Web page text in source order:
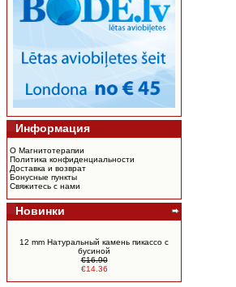
Информация
О Магнитотерапии
Политика конфиденциальности
Доставка и возврат
Бонусные пункты
Свяжитесь с нами
Новинки
12 mm Натуральный камень пикассо c
бусиной
€16.90
€14.36